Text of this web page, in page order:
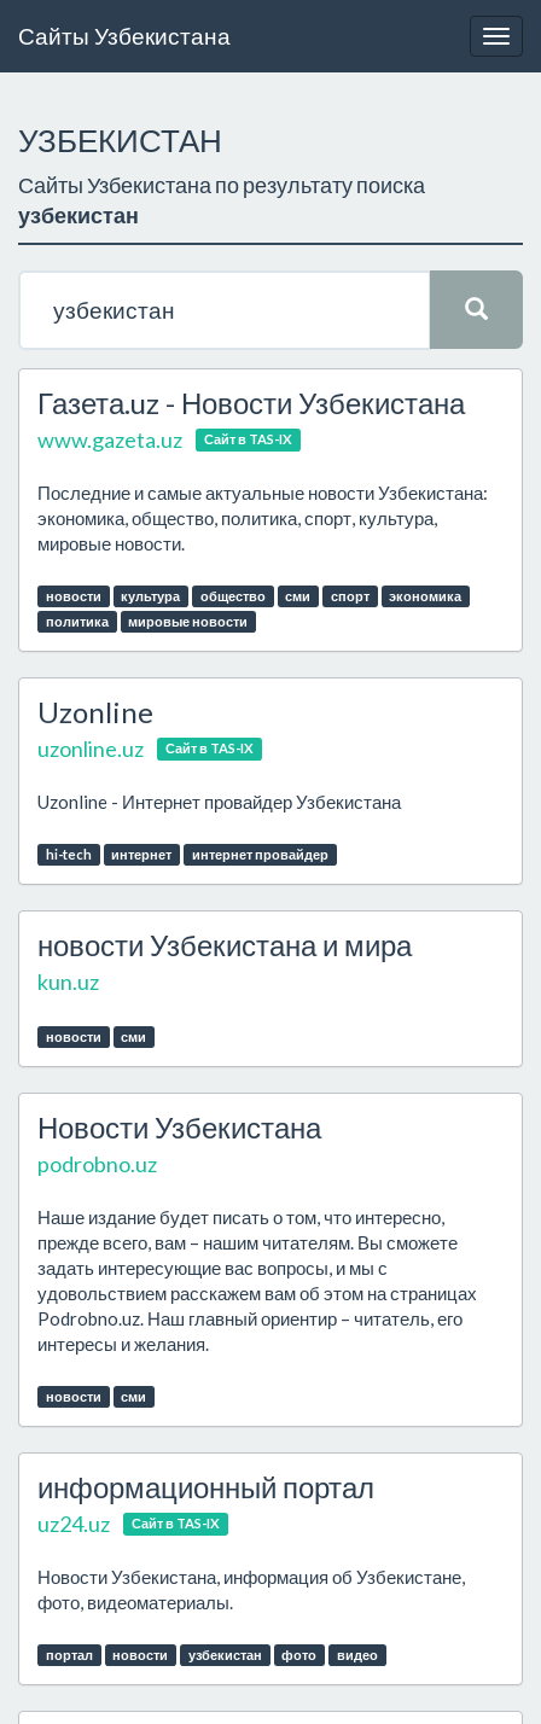
Сайты Узбекистана
УЗБЕКИСТАН
Сайты Узбекистана по результату поиска
узбекистан
Газета.uz - Новости Узбекистана
www.gazeta.uz Сайт в TAS-IX
Последние и самые актуальные новости Узбекистана:
экономика, общество, политика, спорт, культура,
мировые новости.
новости культура общество сми спорт
экономика
политика
мировые новости
Uzonline
uzonline.uz Сайт в TAS-IX
Uzonline - Интернет провайдер Узбекистана
hi-tech интернет интернет провайдер
новости Узбекистана и мира
kun.uz
новости сми
Новости Узбекистана
podrobno.uz
Наше издание будет писать о том, что интересно,
прежде всего, вам – нашим читателям. Вы сможете
задать интересующие вас вопросы, и мы с
удовольствием расскажем вам об этом на страницах
Podrobno.uz. Наш главный ориентир – читатель, его
интересы и желания.
новости сми
информационный портал
uz24.uz Сайт в TAS-IX
Новости Узбекистана, информация об Узбекистане,
фото, видеоматериалы.
портал новости узбекистан фото видео